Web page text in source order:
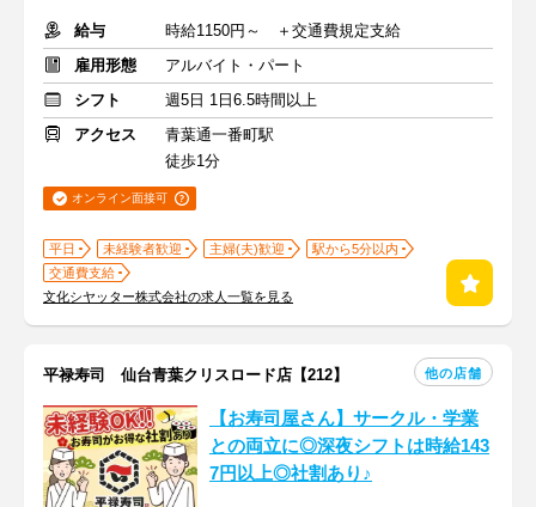
給与
時給1150円～ ＋交通費規定支給
雇用形態
アルバイト・パート
シフト
週5日 1日6.5時間以上
アクセス
青葉通一番町駅
徒歩1分
オンライン面接可
平日 未経験者歓迎 主婦(夫)歓迎
駅から5分以内
交通費支給
文化シヤッター株式会社の求人一覧を見る
平禄寿司 仙台青葉クリスロード店【212】 他の店舗
【お寿司屋さん】サークル・学業
との両立に◎深夜シフトは時給143
7円以上◎社割あり♪